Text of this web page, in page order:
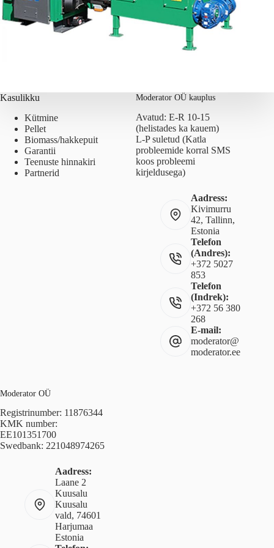
Kasulikku
Kütmine
Pellet
Biomass/hakkepuit
Garantii
Teenuste hinnakiri
Partnerid
Moderator OÜ kauplus
Avatud: E-R 10-15
(helistades ka kauem)
L-P suletud (Katla
probleemide korral SMS
koos probleemi
kirjeldusega)
Aadress:
Kivimurru
42, Tallinn,
Estonia
Telefon
(Andres):
+372 5027
853
Telefon
(Indrek):
+372 56 380
268
E-mail:
moderator@
moderator.ee
Moderator OÜ
Registrinumber: 11876344
KMK number:
EE101351700
Swedbank: 221048974265
Aadress:
Laane 2
Kuusalu
Kuusalu
vald, 74601
Harjumaa
Estonia